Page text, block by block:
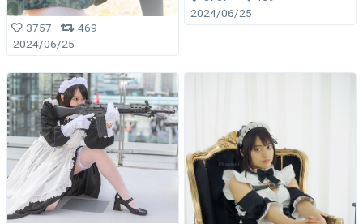
3757
469
2024/06/25
2024/06/25